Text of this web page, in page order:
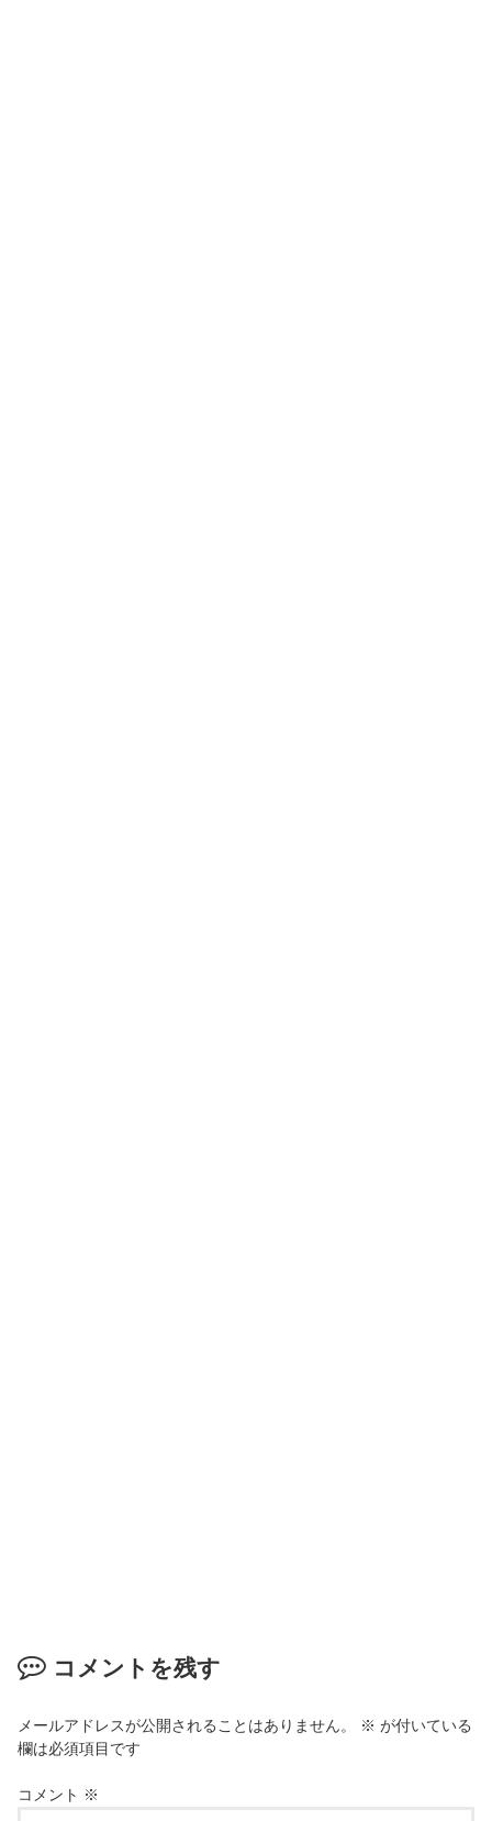
コメントを残す
メールアドレスが公開されることはありません。 ※ が付いている
欄は必須項目です
コメント ※